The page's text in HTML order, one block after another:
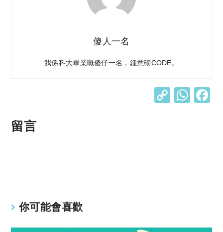
傻人一名
我係科大畢業嘅傻仔一名，鍾意砌CODE。
C W
留言
你可能會喜歡